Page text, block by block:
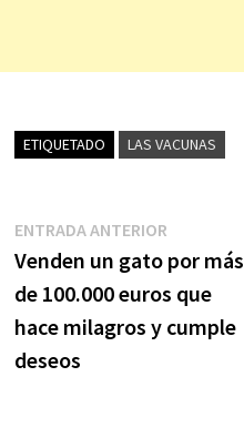
ETIQUETADO LAS VACUNAS
Navegación
de
entradas
ENTRADA ANTERIOREntrada
anterior:
Venden un gato por más
de 100.000 euros que
hace milagros y cumple
deseos